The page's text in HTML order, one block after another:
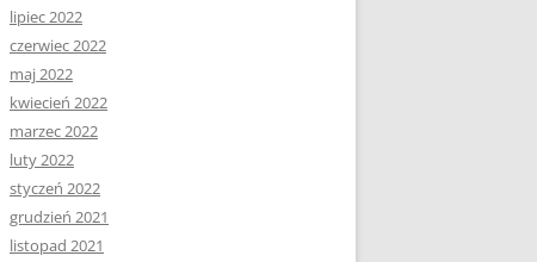
lipiec 2022
czerwiec 2022
maj 2022
kwiecień 2022
marzec 2022
luty 2022
styczeń 2022
grudzień 2021
listopad 2021